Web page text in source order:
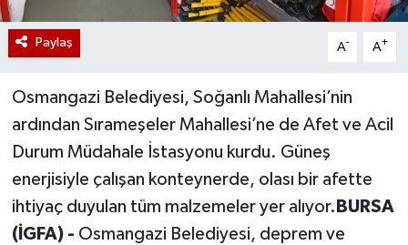
Paylaş A- A+
Osmangazi Belediyesi, Soğanlı Mahallesi’nin
ardından Sırameşeler Mahallesi’ne de Afet ve Acil
Durum Müdahale İstasyonu kurdu. Güneş
enerjisiyle çalışan konteynerde, olası bir afette
ihtiyaç duyulan tüm malzemeler yer alıyor. BURSA
(İGFA) - Osmangazi Belediyesi, deprem ve